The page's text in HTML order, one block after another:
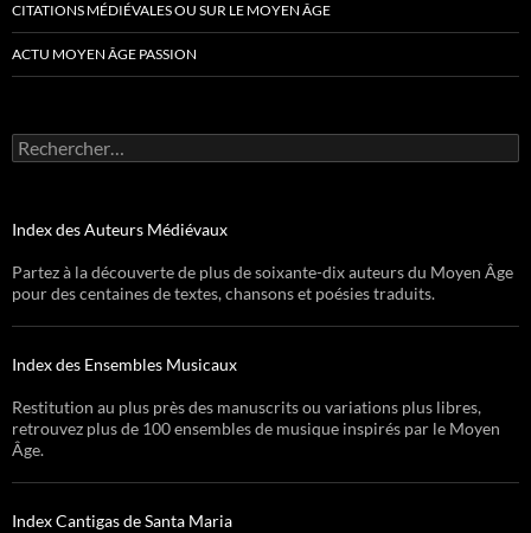
CITATIONS MÉDIÉVALES OU SUR LE MOYEN ÂGE
ACTU MOYEN ÂGE PASSION
Rechercher :
Index des Auteurs Médiévaux
Partez à la découverte de plus de soixante-dix auteurs du Moyen Âge
pour des centaines de textes, chansons et poésies traduits.
Index des Ensembles Musicaux
Restitution au plus près des manuscrits ou variations plus libres,
retrouvez plus de 100 ensembles de musique inspirés par le Moyen
Âge.
Index Cantigas de Santa Maria